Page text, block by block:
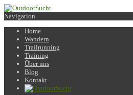
Navigation
Home
Wandern
Trailrunning
Training
Über uns
Blog
Kontakt